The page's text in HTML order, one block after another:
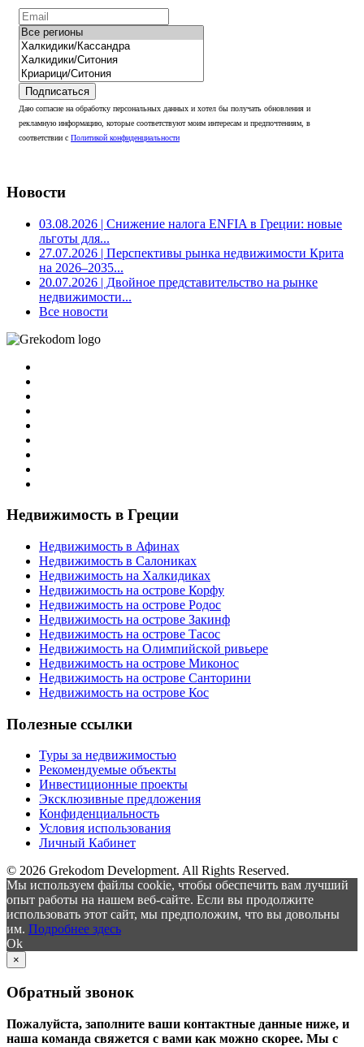
Подписаться
Даю согласие на обработку персональных данных и хотел бы получать обновления и
рекламную информацию, которые соответствуют моим интересам и предпочтениям, в
соответствии с Политикой конфиденциальности
Новости
03.08.2026 | Снижение налога ENFIA в Греции: новые
льготы для...
27.07.2026 | Перспективы рынка недвижимости Крита
на 2026–2035...
20.07.2026 | Двойное представительство на рынке
недвижимости...
Все новости
Недвижимость в Греции
Недвижимость в Афинах
Недвижимость в Салониках
Недвижимость на Халкидиках
Недвижимость на острове Корфу
Недвижимость на острове Родос
Недвижимость на острове Закинф
Недвижимость на острове Тасос
Недвижимость на Олимпийской ривьере
Недвижимость на острове Миконос
Недвижимость на острове Санторини
Недвижимость на острове Кос
Полезные ссылки
Туры за недвижимостью
Рекомендуемые объекты
Инвестиционные проекты
Эксклюзивные предложения
Конфиденциальность
Условия использования
Личный Кабинет
© 2026 Grekodom Development. All Rights Reserved.
Мы используем файлы cookie, чтобы обеспечить вам лучший
опыт работы на нашем веб-сайте. Если вы продолжите
использовать этот сайт, мы предположим, что вы довольны
им. Подробнее здесь
Ok
×
Обратный звонок
Пожалуйста, заполните ваши контактные данные ниже, и
наша команда свяжется с вами как можно скорее. Мы с